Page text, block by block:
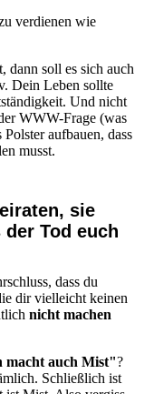
verdienen wie
dann soll es sich auch
Dein Leben sollte
Und nicht
WWW-Frage (was
aufbauen, dass
musst.
sie
Tod euch
dass du
dir vielleicht keinen
nicht machen
macht auch Mist"?
Schließlich ist